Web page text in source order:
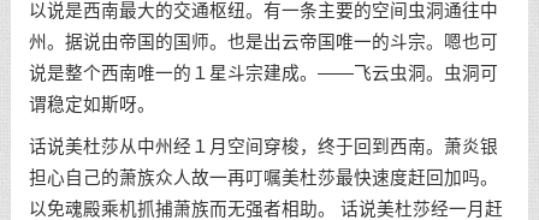
以说是西南最大的交通枢纽。有一条主要的空间虫洞通往中
州。据说由帝国的国师。也是出云帝国唯一的斗宗。嗯也可
说是整个西南唯一的１星斗宗建成。——飞云虫洞。虫洞可
谓稳定如斯呀。
话说美杜莎从中州经１月空间穿梭，终于回到西南。萧炎银
担心自己的萧族众人故一再叮嘱美杜莎最快速度赶回加吗。
以免魂殿乘机抓捕萧族而无强者相助。 话说美杜莎经一月赶